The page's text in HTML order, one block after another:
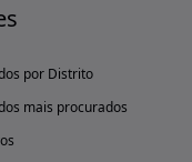
por Distrito
mais procurados